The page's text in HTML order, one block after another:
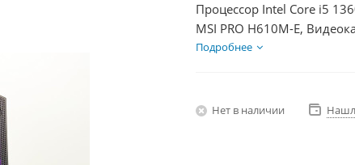
Процессор Intel Core i5
MSI PRO H610M-E,
SSD 250Гб + HDD 2Тб, БП
Подробнее
Нет в наличии